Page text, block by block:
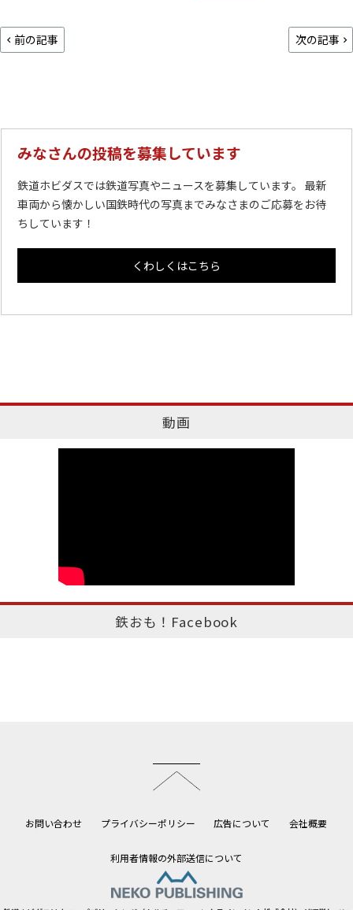
前の記事 次の記事
みなさんの投稿を募集しています
鉄道ホビダスでは鉄道写真やニュースを募集しています。 最新
車両から懐かしい国鉄時代の写真までみなさまのご応募をお待
ちしています！
くわしくはこちら
動画
鉄おも！Facebook
お問い合わせ プライバシーポリシー 広告について 会社概要
利用者情報の外部送信について